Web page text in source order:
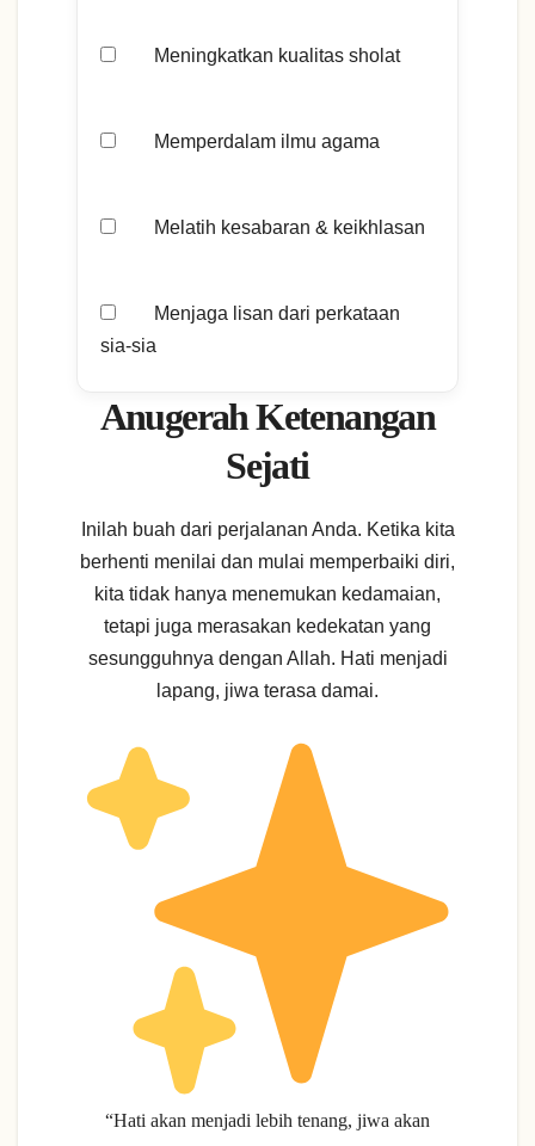
Meningkatkan kualitas sholat
Memperdalam ilmu agama
Melatih kesabaran & keikhlasan
Menjaga lisan dari perkataan
sia-sia
Anugerah Ketenangan
Sejati
Inilah buah dari perjalanan Anda. Ketika kita
berhenti menilai dan mulai memperbaiki diri,
kita tidak hanya menemukan kedamaian,
tetapi juga merasakan kedekatan yang
sesungguhnya dengan Allah. Hati menjadi
lapang, jiwa terasa damai.
“Hati akan menjadi lebih tenang, jiwa akan